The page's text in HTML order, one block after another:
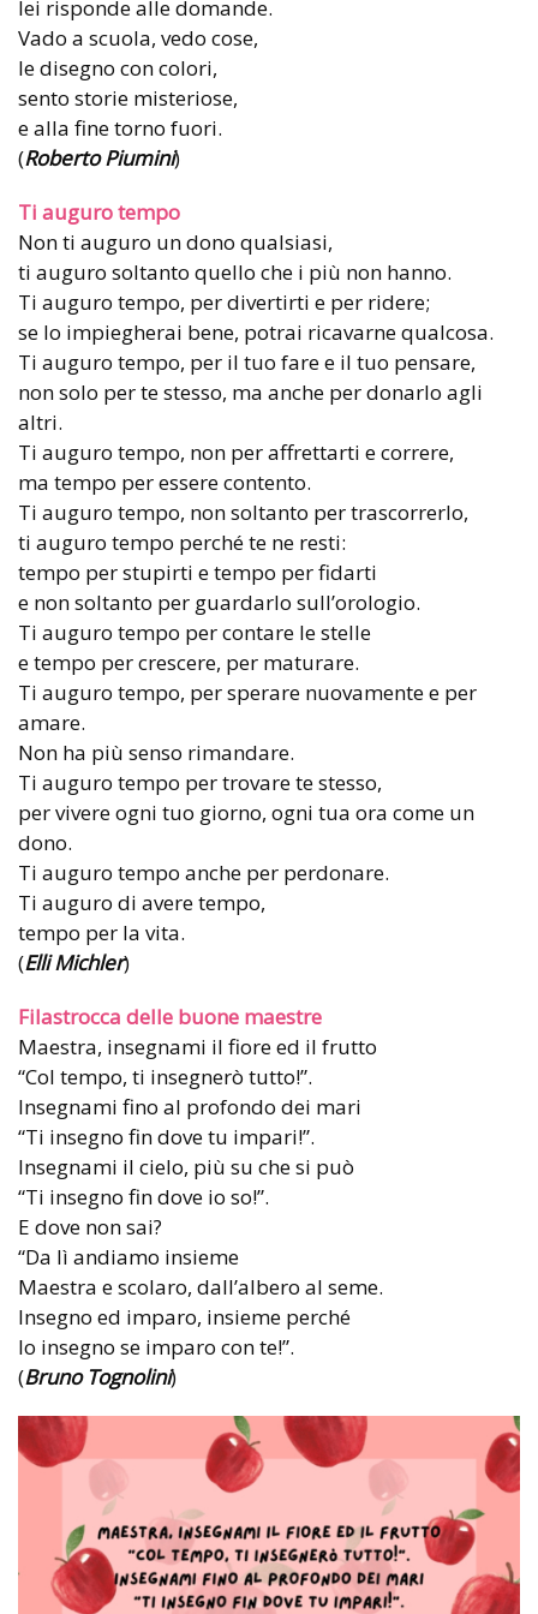
lei risponde alle domande.
Vado a scuola, vedo cose,
le disegno con colori,
sento storie misteriose,
e alla fine torno fuori.
(Roberto Piumini)
Ti auguro tempo
Non ti auguro un dono qualsiasi,
ti auguro soltanto quello che i più non hanno.
Ti auguro tempo, per divertirti e per ridere;
se lo impiegherai bene, potrai ricavarne qualcosa.
Ti auguro tempo, per il tuo fare e il tuo pensare,
non solo per te stesso, ma anche per donarlo agli
altri.
Ti auguro tempo, non per affrettarti e correre,
ma tempo per essere contento.
Ti auguro tempo, non soltanto per trascorrerlo,
ti auguro tempo perché te ne resti:
tempo per stupirti e tempo per fidarti
e non soltanto per guardarlo sull’orologio.
Ti auguro tempo per contare le stelle
e tempo per crescere, per maturare.
Ti auguro tempo, per sperare nuovamente e per
amare.
Non ha più senso rimandare.
Ti auguro tempo per trovare te stesso,
per vivere ogni tuo giorno, ogni tua ora come un
dono.
Ti auguro tempo anche per perdonare.
Ti auguro di avere tempo,
tempo per la vita.
(Elli Michler)
Filastrocca delle buone maestre
Maestra, insegnami il fiore ed il frutto
“Col tempo, ti insegnerò tutto!”.
Insegnami fino al profondo dei mari
“Ti insegno fin dove tu impari!”.
Insegnami il cielo, più su che si può
“Ti insegno fin dove io so!”.
E dove non sai?
“Da lì andiamo insieme
Maestra e scolaro, dall’albero al seme.
Insegno ed imparo, insieme perché
Io insegno se imparo con te!”.
(Bruno Tognolini)